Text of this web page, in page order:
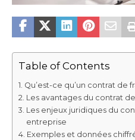
Table of Contents
Qu’est-ce qu’un contrat de
Les avantages du contrat
Les enjeux juridiques du
entreprise
Exemples et données